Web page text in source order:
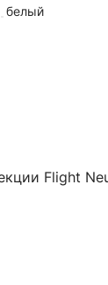
белый
Flight